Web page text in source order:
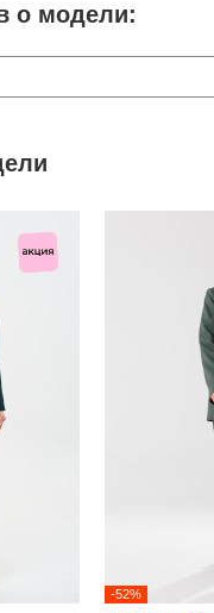
о модели:
-52%